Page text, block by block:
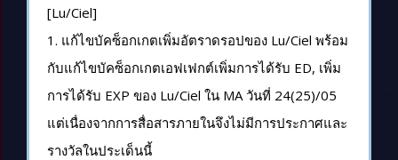
[Lu/Ciel]
1. แก้ไขบัคซ็อกเกตเพิ่มอัตราดรอปของ Lu/Ciel พร้อม
กับแก้ไขบัคซ็อกเกตเอฟเฟกต์เพิ่มการได้รับ ED, เพิ่ม
การได้รับ EXP ของ Lu/Ciel ใน MA วันที่ 24(25)/05
แต่เนื่องจากการสื่อสารภายในจึงไม่มีการประกาศและ
รางวัลในประเด็นนี้